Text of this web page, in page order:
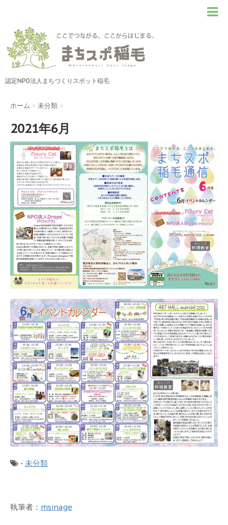
認定NPO法人まちづくりスポット稲毛
ホーム > 未分類 >
2021年6月
- 未分類
執筆者： msinage